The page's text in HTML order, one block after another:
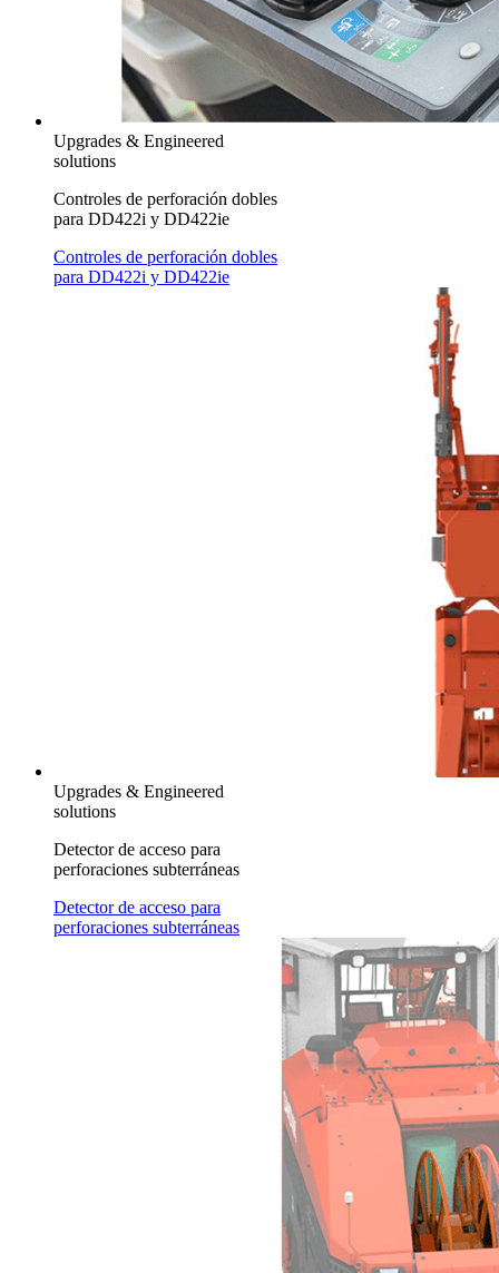
Upgrades & Engineered
solutions
Controles de perforación dobles
para DD422i y DD422ie
Controles de perforación dobles
para DD422i y DD422ie
Upgrades & Engineered
solutions
Detector de acceso para
perforaciones subterráneas
Detector de acceso para
perforaciones subterráneas